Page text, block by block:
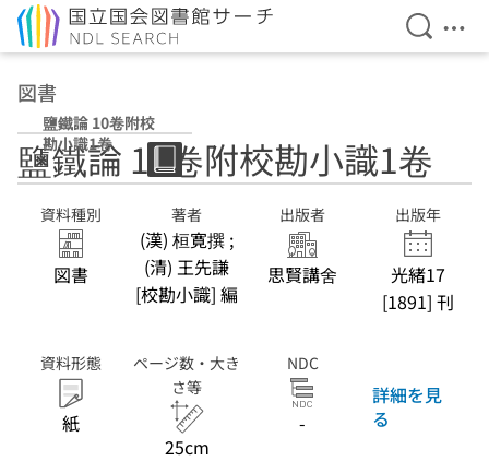
検索を
メ
図書
鹽鐵論 10卷附校
勘小識1卷
鹽鐵論 10卷附校勘小識1卷
資料種別
図書
著者
(漢) 桓寛撰 ;
(清) 王先謙
[校勘小識] 編
出版者
思賢講舍
出版年
光緒17
[1891] 刊
資料形態
紙
ページ数・大き
さ等
25cm
NDC
-
詳細を見
る